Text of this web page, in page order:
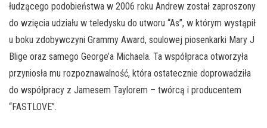
łudzącego podobieństwa w 2006 roku Andrew został zaproszony
do wzięcia udziału w teledysku do utworu “As”, w którym wystąpił
u boku zdobywczyni Grammy Award, soulowej piosenkarki Mary J
Blige oraz samego George’a Michaela. Ta współpraca otworzyła
przyniosła mu rozpoznawalność, która ostatecznie doprowadziła
do współpracy z Jamesem Taylorem – twórcą i producentem
“FASTLOVE”.